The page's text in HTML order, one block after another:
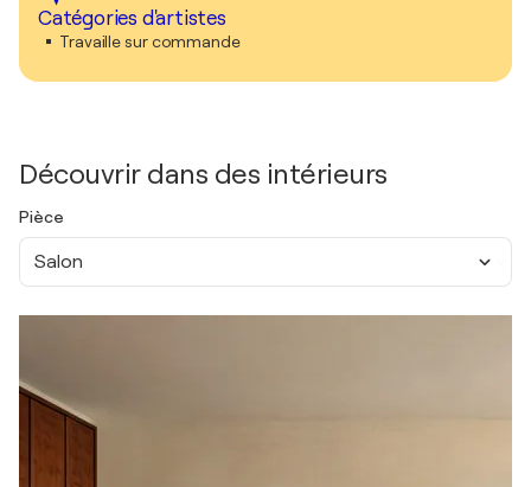
Catégories d'artistes
Travaille sur commande
Découvrir dans des intérieurs
Pièce
Salon